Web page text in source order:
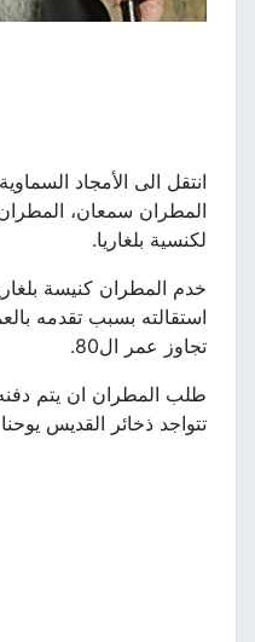
المطران سمعان،
لكنسية بلغاريا.
خدم المطران كنيسة
تجاوز عمر ال80.
طلب المطران ان يتم دفنه
تتواجد ذخائر القديس يوحنا